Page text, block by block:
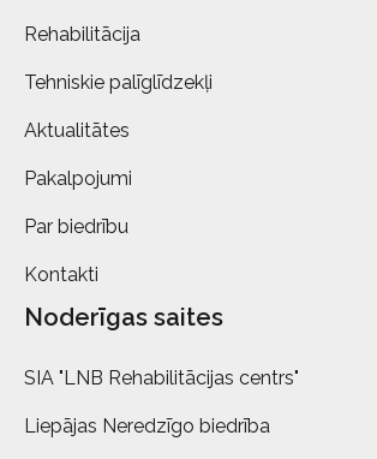
Rehabilitācija
Tehniskie palīglīdzekļi
Aktualitātes
Pakalpojumi
Par biedrību
Kontakti
Noderīgas saites
SIA "LNB Rehabilitācijas centrs"
Liepājas Neredzīgo biedrība